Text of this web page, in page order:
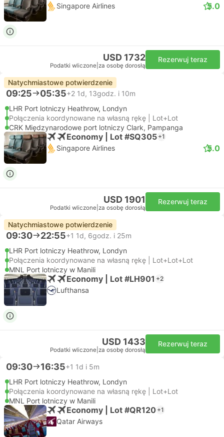
Singapore Airlines 5.0
USD 1732
Podatki wliczone za osobę dorosłą
Rezerwuj teraz
Natychmiastowe potwierdzenie
09:25 05:35+2 1d, 13godz. i 10m
LHR Port lotniczy Heathrow, Londyn
Połączenia koordynowane na własną rękę | Lot+Lot
CRK Międzynarodowe port lotniczy Clark, Pampanga
Economy | Lot #SQ305 +1
Singapore Airlines 5.0
USD 1901
Podatki wliczone za osobę dorosłą
Rezerwuj teraz
Natychmiastowe potwierdzenie
09:30 22:55+1 1d, 6godz. i 25m
LHR Port lotniczy Heathrow, Londyn
Połączenia koordynowane na własną rękę | Lot+Lot+Lot
MNL Port lotniczy w Manili
Economy | Lot #LH901 +2
Lufthansa
USD 1433
Podatki wliczone za osobę dorosłą
Rezerwuj teraz
09:30 16:35+1 1d i 5m
LHR Port lotniczy Heathrow, Londyn
Połączenia koordynowane na własną rękę | Lot+Lot
MNL Port lotniczy w Manili
Economy | Lot #QR120 +1
Qatar Airways